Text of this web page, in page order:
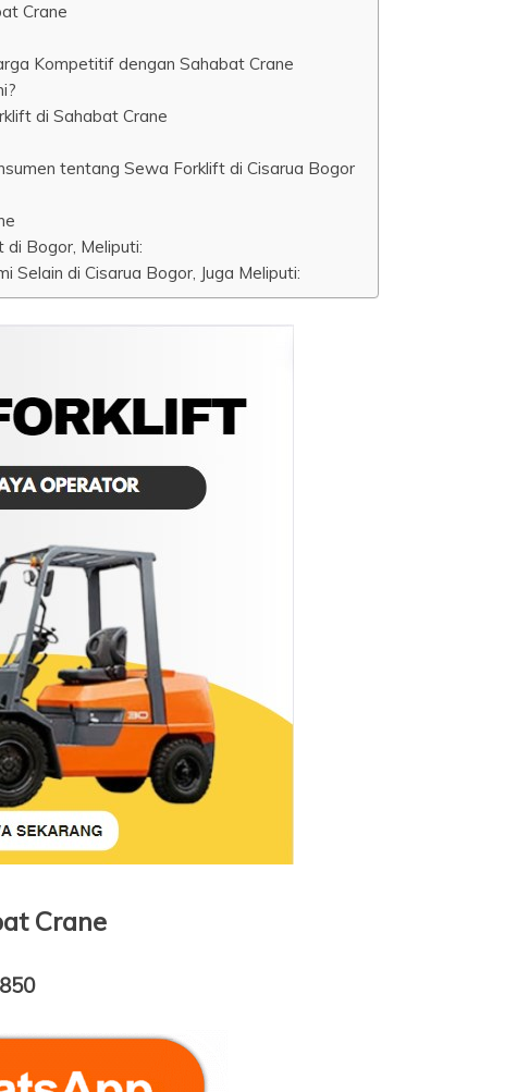
Crane
Kompetitif dengan Sahabat Crane
di Sahabat Crane
tentang Sewa Forklift di Cisarua Bogor
Bogor, Meliputi:
Selain di Cisarua Bogor, Juga Meliputi:
Crane